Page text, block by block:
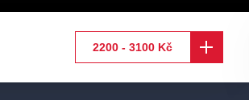
2200 - 3100 Kč